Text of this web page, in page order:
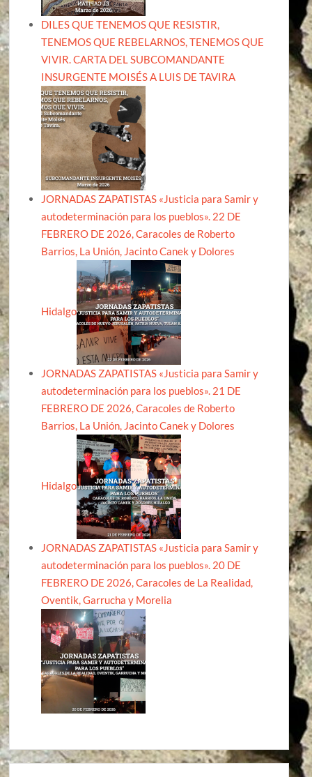
DILES QUE TENEMOS QUE RESISTIR,
TENEMOS QUE REBELARNOS, TENEMOS QUE
VIVIR. CARTA DEL SUBCOMANDANTE
INSURGENTE MOISÉS A LUIS DE TAVIRA
JORNADAS ZAPATISTAS «Justicia para Samir y
autodeterminación para los pueblos». 22 DE
FEBRERO DE 2026, Caracoles de Roberto
Barrios, La Unión, Jacinto Canek y Dolores
Hidalgo
JORNADAS ZAPATISTAS «Justicia para Samir y
autodeterminación para los pueblos». 21 DE
FEBRERO DE 2026, Caracoles de Roberto
Barrios, La Unión, Jacinto Canek y Dolores
Hidalgo
JORNADAS ZAPATISTAS «Justicia para Samir y
autodeterminación para los pueblos». 20 DE
FEBRERO DE 2026, Caracoles de La Realidad,
Oventik, Garrucha y Morelia